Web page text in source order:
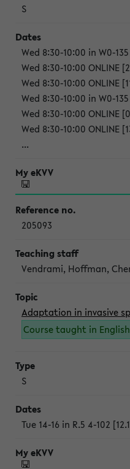
S
Wed 8:30-10:00 in W0-
Wed 8:30-10:00 ONLINE
Wed 8:30-10:00 ONLINE
Wed 8:30-10:00 in W0-135
Wed 8:30-10:00 ONLINE
Wed 8:30-10:00 ONLINE
...
205093
Vendrami, Hoffman,
Adaptation in invasive
Course taught in English
S
Tue 14-16 in R.5 4-102